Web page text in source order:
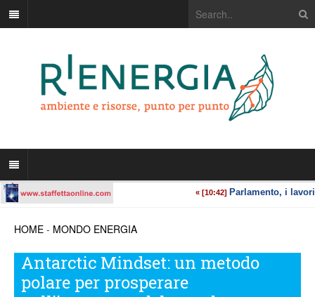
HOME - MONDO ENERGIA
Antarctic Mindset: un metodo
polare per prosperare